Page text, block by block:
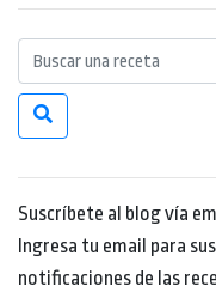
Suscríbete al blog vía
Ingresa tu email para
notificaciones de las